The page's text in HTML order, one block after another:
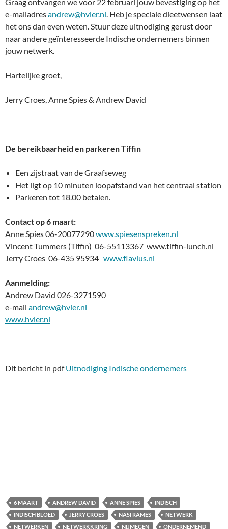
e-mailadresandrew@hvier.nl. Heb je speciale dieetwensen laat
het ons dan even weten. Stuur deze uitnodiging gerust door
naar andere geïnteresseerde Indische ondernemers binnen
jouw netwerk.
Hartelijke groet,
Jerry Croes, Anne Spies & Andrew David
De bereikbaarheid en parkeren Tiffin
Een zijstraat van de Graafseweg
Het ligt op 10 minuten loopafstand van het centraal station
Parkeren tot 18.00 betalen.
Contact op 6 maart:
Anne Spies 06-20077290www.spiesenspreken.nl
Vincent Tummers (Tiffin) 06-55113367 www.tiffin-lunch.nl
Jerry Croes 06-435 95934 www.flavius.nl
Aanmelding:
Andrew David 026-3271590
e-mail andrew@hvier.nl
www.hvier.nl
Dit bericht in pdfUitnodiging Indische ondernemers
6 MAART ANDREW DAVID ANNE SPIES
INDISCH
INDISCH BLOED
JERRY CROES NASI RAMES
NETWERK
NETWERKEN
NETWERKKRING NIJMEGEN ONDERNEMEND